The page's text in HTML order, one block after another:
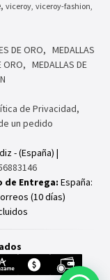
viceroy viceroy-fashion
DE ORO
MEDALLAS
ORO
MEDALLAS DE
de Privacidad
un pedido
- (España) |
de Entrega: España:
(10 días)